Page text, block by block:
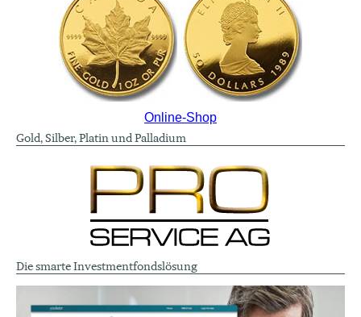
Online-Shop
Gold, Silber, Platin und Palladium
Die smarte Investmentfondslösung